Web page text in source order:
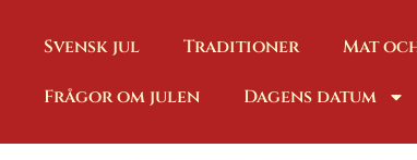
Svensk jul Traditioner Mat
Frågor om julen Dagens datum